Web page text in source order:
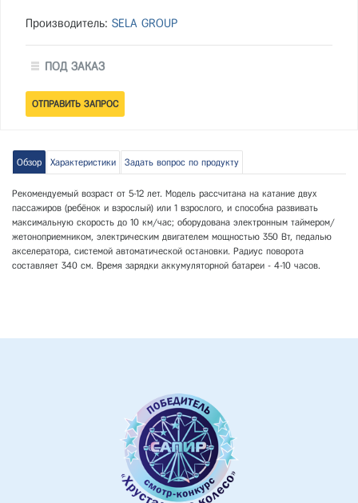
Производитель: SELA GROUP
ПОД ЗАКАЗ
Обзор Характеристики Задать вопрос по продукту
Рекомендуемый возраст от 5-12 лет. Модель рассчитана на катание двух
пассажиров (ребёнок и взрослый) или 1 взрослого, и способна развивать
максимальную скорость до 10 км/час; оборудована электронным таймером/
жетоноприемником, электрическим двигателем мощностью 350 Вт, педалью
акселератора, системой автоматической остановки. Радиус поворота
составляет 340 см. Время зарядки аккумуляторной батареи - 4-10 часов.